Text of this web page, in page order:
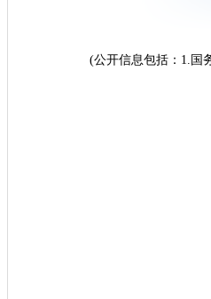
(公开信息包括：1.国